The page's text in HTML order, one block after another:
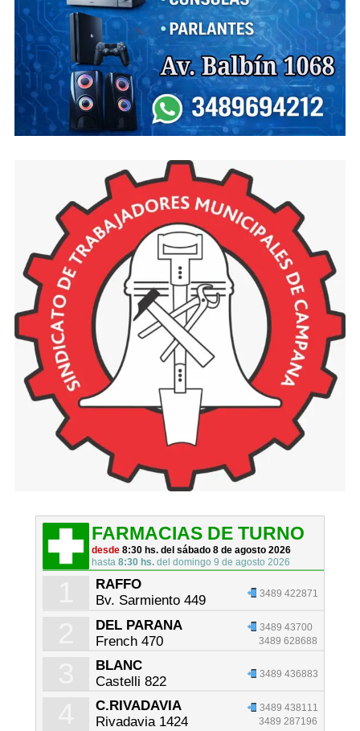
FARMACIAS DE TURNO
desde8:30 hs. del sábado 8 de agosto 2026
hasta8:30 hs. del domingo 9 de agosto 2026
RAFFO
Bv. Sarmiento 449
3489 422871
DEL PARANA
French 470
3489 43700
3489 628688
BLANC
Castelli 822
3489 436883
C.RIVADAVIA
Rivadavia 1424
3489 438111
3489 287196